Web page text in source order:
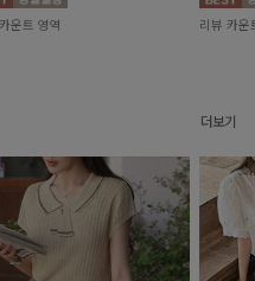
운트 영역 리뷰 카운
더보기